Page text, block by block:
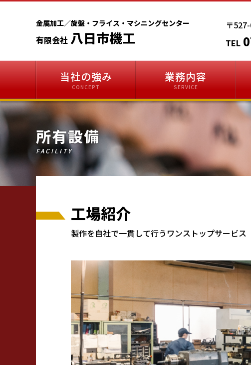
金属加工／旋盤・フライス・マシニングセンター
有限会社 八日市機工
〒
当社の強み
CONCEPT
業務内容
SERVICE
所有設備
FACILITY
工場紹介
製作を自社で一貫して行うワンストップサービス